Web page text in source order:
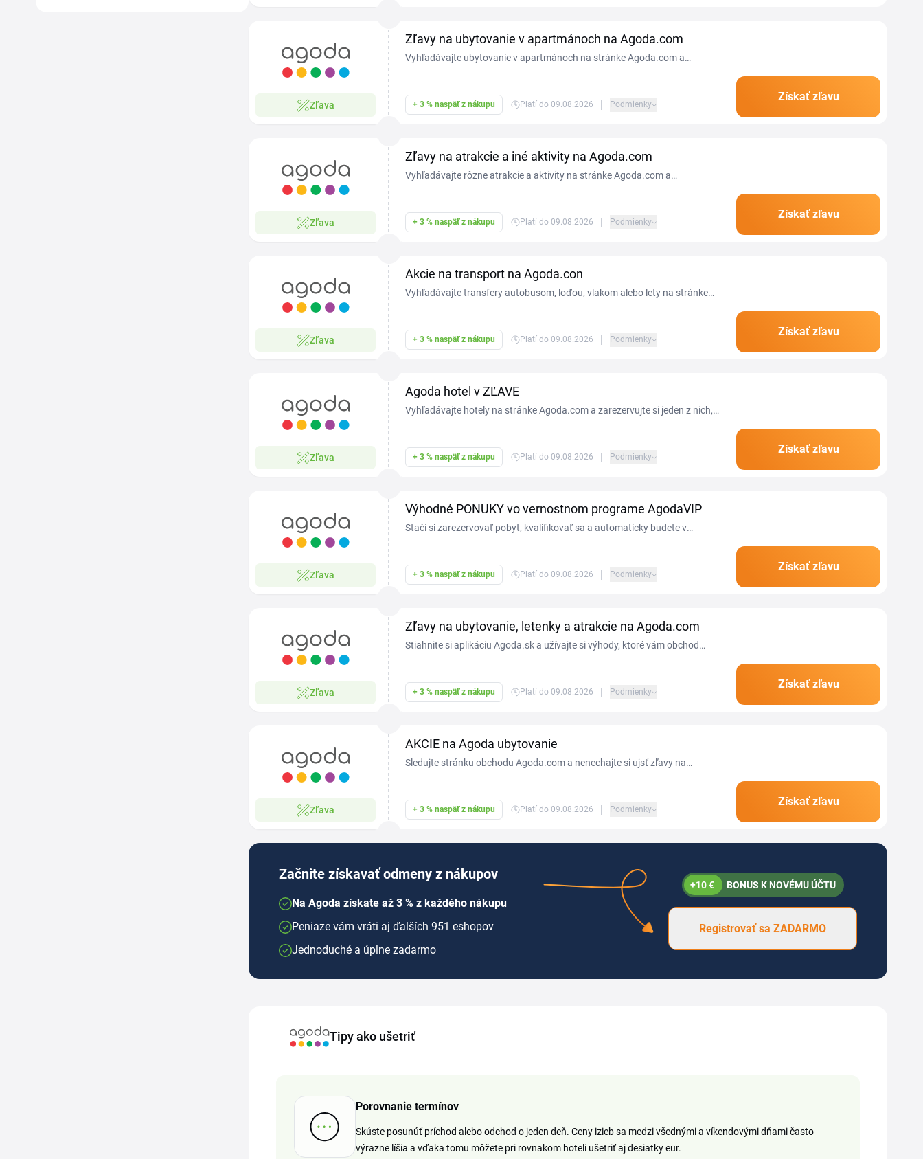
Zľava
Zľavy na ubytovanie v apartmánoch na Agoda.com
Vyhľadávajte ubytovanie v apartmánoch na stránke Agoda.com a
+ 3 % naspäť z nákupu Platí do 09.08.2026 | Podmienky
Získať zľavu
Zľava
Zľavy na atrakcie a iné aktivity na Agoda.com
Vyhľadávajte rôzne atrakcie a aktivity na stránke Agoda.com a
+ 3 % naspäť z nákupu Platí do 09.08.2026 | Podmienky
Získať zľavu
Zľava
Akcie na transport na Agoda.con
Vyhľadávajte transfery autobusom, loďou, vlakom alebo lety na stránke
+ 3 % naspäť z nákupu Platí do 09.08.2026 | Podmienky
Získať zľavu
Zľava
Agoda hotel v ZĽAVE
Vyhľadávajte hotely na stránke Agoda.com a zarezervujte si jeden z nich,
+ 3 % naspäť z nákupu Platí do 09.08.2026 | Podmienky
Získať zľavu
Zľava
Výhodné PONUKY vo vernostnom programe AgodaVIP
Stačí si zarezervovať pobyt, kvalifikovať sa a automaticky budete v
+ 3 % naspäť z nákupu Platí do 09.08.2026 | Podmienky
Získať zľavu
Zľava
Zľavy na ubytovanie, letenky a atrakcie na Agoda.com
Stiahnite si aplikáciu Agoda.sk a užívajte si výhody, ktoré vám obchod
+ 3 % naspäť z nákupu Platí do 09.08.2026 | Podmienky
Získať zľavu
Zľava
AKCIE na Agoda ubytovanie
Sledujte stránku obchodu Agoda.com a nenechajte si ujsť zľavy na
+ 3 % naspäť z nákupu Platí do 09.08.2026 | Podmienky
Získať zľavu
Začnite získavať odmeny z nákupov
Na Agoda získate až 3 % z každého nákupu
Peniaze vám vráti aj ďalších 951 eshopov
Jednoduché a úplne zadarmo
+10 € BONUS K NOVÉMU ÚČTU
Registrovať sa ZADARMO
Tipy ako ušetriť
Porovnanie termínov
Skúste posunúť príchod alebo odchod o jeden deň. Ceny izieb sa medzi všednými a víkendovými dňami často
výrazne líšia a vďaka tomu môžete pri rovnakom hoteli ušetriť aj desiatky eur.